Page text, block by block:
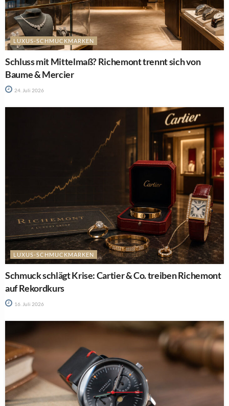
LUXUS-SCHMUCKMARKEN
Schluss mit Mittelmaß? Richemont trennt sich von
Baume & Mercier
24. Juli 2026
LUXUS-SCHMUCKMARKEN
Schmuck schlägt Krise: Cartier & Co. treiben Richemont
auf Rekordkurs
16. Juli 2026